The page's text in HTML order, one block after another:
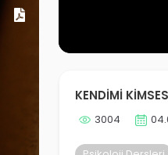
KENDİMİ
3004